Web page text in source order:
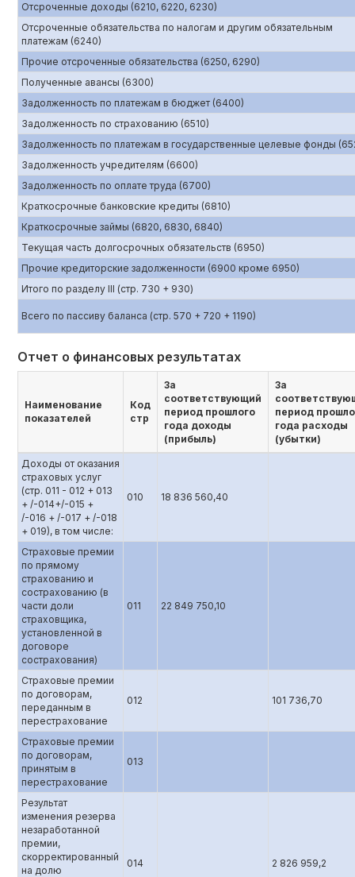
Отсроченные доходы (6210, 6220, 6230)
Отсроченные обязательства по налогам и другим обязательным
платежам (6240)
Прочие отсроченные обязательства (6250, 6290)
Полученные авансы (6300)
Задолженность по платежам в бюджет (6400)
Задолженность по страхованию (6510)
Задолженность по платежам в государственные целевые фонды
Задолженность учредителям (6600)
Задолженность по оплате труда (6700)
Краткосрочные банковские кредиты (6810)
Краткосрочные займы (6820, 6830, 6840)
Текущая часть долгосрочных обязательств (6950)
Прочие кредиторские задолженности (6900 кроме 6950)
Итого по разделу III (стр. 730 + 930)
Всего по пассиву баланса (стр. 570 + 720 + 1190)
Отчет о финансовых результатах
Наименование
показателей
Код
стр
За
соответствующий
период прошлого
года доходы
(прибыль)
За
период
года расходы
(убытки)
Доходы от оказания
страховых услуг
(стр. 011 - 012 + 013
+ /-014+/-015 +
/-016 + /-017 + /-018
+ 019), в том числе:
010 18 836 560,40
Страховые премии
по прямому
страхованию и
сострахованию (в
части доли
страховщика,
установленной в
договоре
сострахования)
011 22 849 750,10
Страховые премии
по договорам,
переданным в
перестрахование
012 101 736,70
Страховые премии
по договорам,
принятым в
перестрахование
013
Результат
изменения резерва
незаработанной
премии,
скорректированный
на долю
014 2 826 959,2